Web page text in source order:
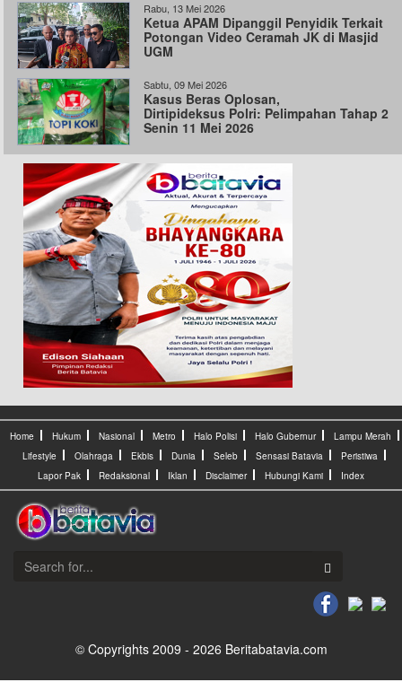
Rabu, 13 Mei 2026
Ketua APAM Dipanggil Penyidik Terkait
Potongan Video Ceramah JK di Masjid
UGM
Sabtu, 09 Mei 2026
Kasus Beras Oplosan,
Dirtipideksus Polri: Pelimpahan Tahap 2
Senin 11 Mei 2026
Home Hukum Nasional Metro Halo Polisi Halo Gubernur
Lampu Merah
Lifestyle
Olahraga Ekbis Dunia Seleb Sensasi Batavia
Peristiwa
Lapor Pak
Redaksional Iklan Disclaimer Hubungi Kami Index
© Copyrights 2009 - 2026 Beritabatavia.com